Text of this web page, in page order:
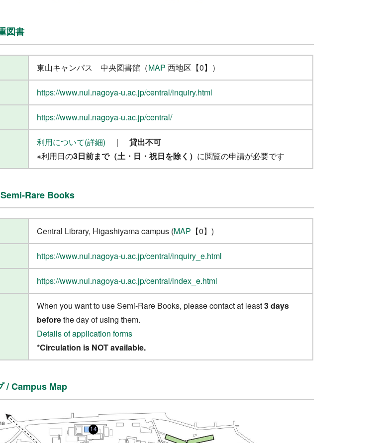
図書
東山キャンパス 中央図書館（MAP 西地区【0】）
https://www.nul.nagoya-u.ac.jp/central/inquiry.html
https://www.nul.nagoya-u.ac.jp/central/
利用について(詳細) ｜ 貸出不可
※利用日の3日前まで（土・日・祝日を除く） に閲覧の申請が必要です
Rare Books
Central Library, Higashiyama campus (MAP 【0】)
https://www.nul.nagoya-u.ac.jp/central/inquiry_e.html
https://www.nul.nagoya-u.ac.jp/central/index_e.html
When you want to use Semi-Rare Books, please contact at least3 days
beforethe day of using them.
Details of application forms
*Circulation is NOT available.
/ Campus Map